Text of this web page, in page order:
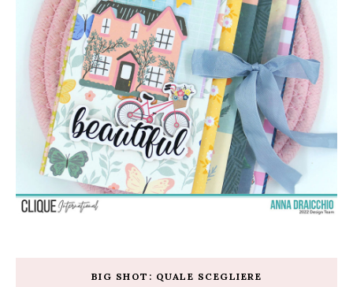
BIG SHOT: QUALE SCEGLIERE